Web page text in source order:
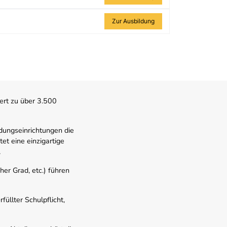
Zur Ausbildung
zu über 3.500
die
eine einzigartige
Grad, etc.) führen
Schulpflicht,